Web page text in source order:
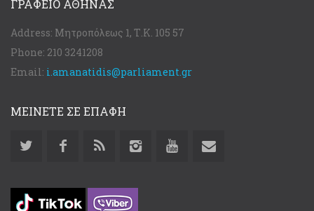
ΓΡΑΦΕΊΟ ΑΘΉΝΑΣ
Address: Μητροπόλεως 1, Τ.Κ. 105 57
Phone: 210 3241208
Email: i.amanatidis@parliament.gr
ΜΕΙΝΕΤΕ ΣΕ ΕΠΑΦΗ